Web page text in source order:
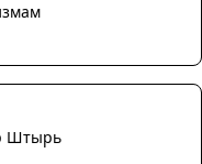
Штырь